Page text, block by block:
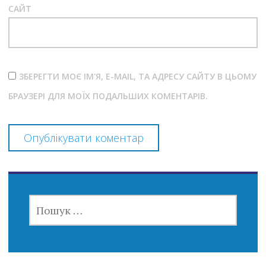
САЙТ
ЗБЕРЕГТИ МОЄ ІМ'Я, E-MAIL, ТА АДРЕСУ САЙТУ В ЦЬОМУ
БРАУЗЕРІ ДЛЯ МОЇХ ПОДАЛЬШИХ КОМЕНТАРІВ.